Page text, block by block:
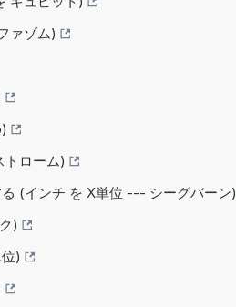
ァゾム)
トローム)
(インチ を X単位 --- シーグバーン)
)
)